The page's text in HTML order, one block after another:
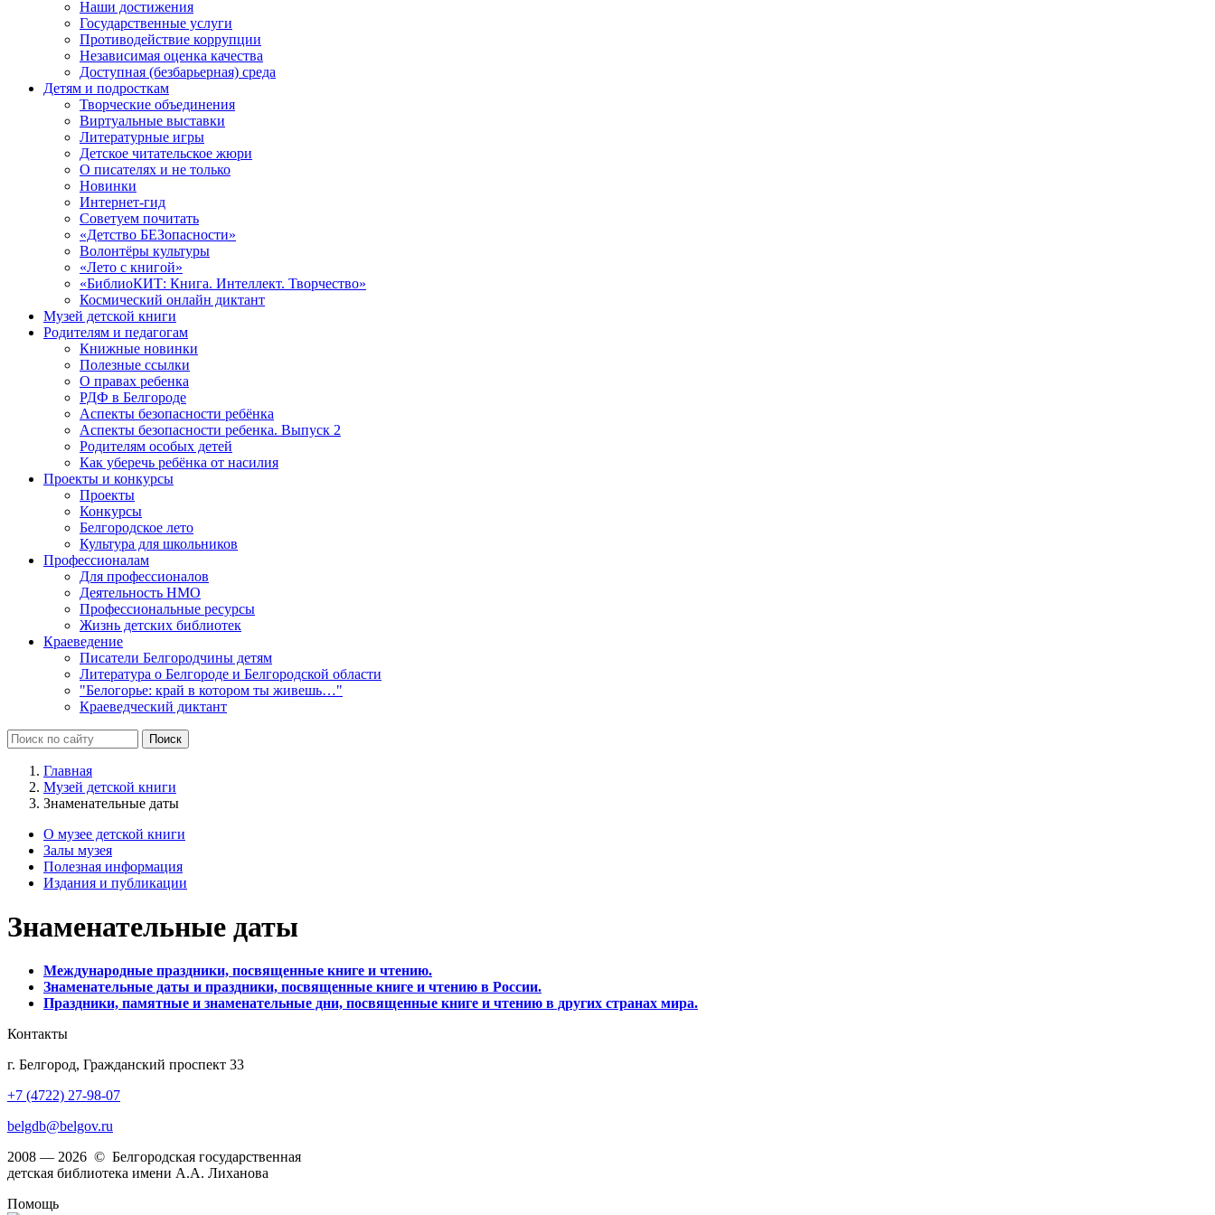
Наши достижения
Государственные услуги
Противодействие коррупции
Независимая оценка качества
Доступная (безбарьерная) среда
Детям и подросткам
Творческие объединения
Виртуальные выставки
Литературные игры
Детское читательское жюри
О писателях и не только
Новинки
Интернет-гид
Советуем почитать
«Детство БЕЗопасности»
Волонтёры культуры
«Лето с книгой»
«БиблиоКИТ: Книга. Интеллект. Творчество»
Космический онлайн диктант
Музей детской книги
Родителям и педагогам
Книжные новинки
Полезные ссылки
О правах ребенка
РДФ в Белгороде
Аспекты безопасности ребёнка
Аспекты безопасности ребенка. Выпуск 2
Родителям особых детей
Как уберечь ребёнка от насилия
Проекты и конкурсы
Проекты
Конкурсы
Белгородское лето
Культура для школьников
Профессионалам
Для профессионалов
Деятельность НМО
Профессиональные ресурсы
Жизнь детских библиотек
Краеведение
Писатели Белгородчины детям
Литература о Белгороде и Белгородской области
"Белогорье: край в котором ты живешь…"
Краеведческий диктант
Главная
Музей детской книги
Знаменательные даты
О музее детской книги
Залы музея
Полезная информация
Издания и публикации
Знаменательные даты
Международные праздники, посвященные книге и чтению.
Знаменательные даты и праздники, посвященные книге и чтению в России.
Праздники, памятные и знаменательные дни, посвященные книге и чтению в других странах мира.
Контакты
г. Белгород, Гражданский проспект 33
+7 (4722) 27-98-07
belgdb@belgov.ru
2008 — 2026 © Белгородская государственная
детская библиотека имени А.А. Лиханова
Помощь